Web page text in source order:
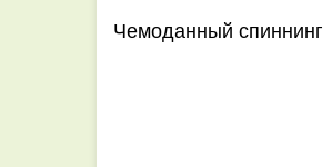
Чемоданный спиннинг